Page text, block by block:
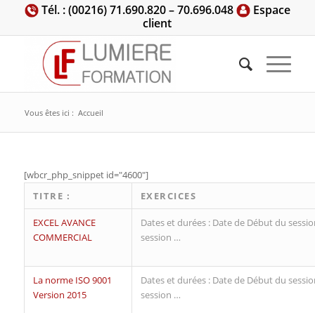
Tél. : (00216) 71.690.820 – 70.696.048
Espace
client
Vous êtes ici : Accueil
[wbcr_php_snippet id="4600"]
TITRE :
EXERCICES
EXCEL AVANCE
COMMERCIAL
Dates et durées : Date de Début du
session …
La norme ISO 9001
Version 2015
Dates et durées : Date de Début du
session …